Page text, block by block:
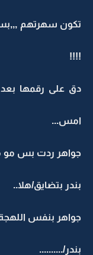
تكون سهرتهم ,,,بس
!!!!
دق على رقمها
امس...
جواهر ردت بس مو
بندر بتضايق/هلا..
جواهر بنفس
بندر/..........